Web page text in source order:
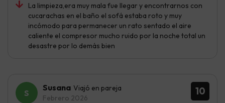
La limpieza,era muy mala fue llegar y encontrarnos con
cucarachas en el baño el sofá estaba roto y muy
incómodo para permanecer un rato sentado el aire
caliente el compresor mucho ruido por la noche total un
desastre por lo demás bien
10
Susana Viajó en pareja
Febrero 2026